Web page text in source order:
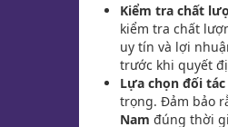
Kiểm tra chất
kiểm tra chất
uy tín và lợi
trước khi quyết
Lựa chọn đối
trọng. Đảm bảo
Nam đúng thời